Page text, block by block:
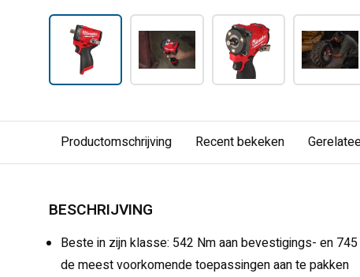
Productomschrijving Recent bekeken
BESCHRIJVING
Beste in zijn klasse: 542 Nm aan bevestigings- en
de meest voorkomende toepassingen aan te pakken